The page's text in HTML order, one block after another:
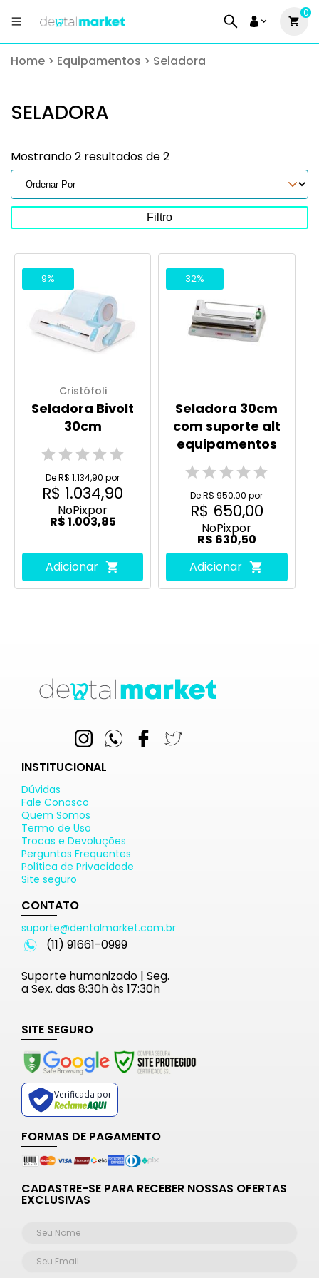
0
Home > Equipamentos > Seladora
SELADORA
Mostrando 2 resultados de 2
Filtro
9%
Cristófoli
Seladora Bivolt
30cm
De R$ 1.134,90 por
R$ 1.034,90
NoPixpor
R$ 1.003,85
Adicionar
32%
Seladora 30cm
com suporte alt
equipamentos
De R$ 950,00 por
R$ 650,00
NoPixpor
R$ 630,50
Adicionar
INSTITUCIONAL
Dúvidas
Fale Conosco
Quem Somos
Termo de Uso
Trocas e Devoluções
Perguntas Frequentes
Política de Privacidade
Site seguro
CONTATO
suporte@dentalmarket.com.br
(11) 91661-0999
Suporte humanizado | Seg.
a Sex. das 8:30h às 17:30h
SITE SEGURO
Verificada por
FORMAS DE PAGAMENTO
CADASTRE-SE PARA RECEBER NOSSAS OFERTAS
EXCLUSIVAS